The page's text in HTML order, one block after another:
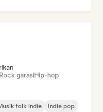
Rock garasiHip-hop
folk indie
Indie pop